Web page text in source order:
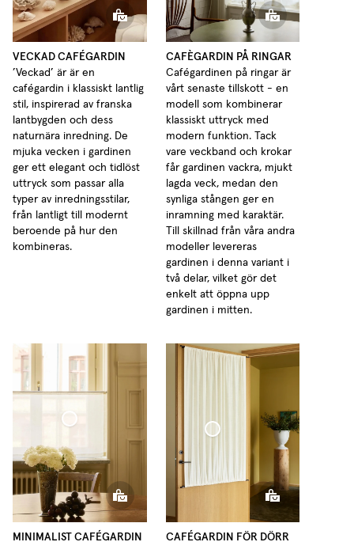
VECKAD CAFÉGARDIN
’Veckad’ är är en
cafégardin i klassiskt lantlig
stil, inspirerad av franska
lantbygden och dess
naturnära inredning. De
mjuka vecken i gardinen
ger ett elegant och tidlöst
uttryck som passar alla
typer av inredningsstilar,
från lantligt till modernt
beroende på hur den
kombineras.
CAFÈGARDIN PÅ RINGAR
Cafégardinen på ringar är
vårt senaste tillskott - en
modell som kombinerar
klassiskt uttryck med
modern funktion. Tack
vare veckband och krokar
får gardinen vackra, mjukt
lagda veck, medan den
synliga stången ger en
inramning med karaktär.
Till skillnad från våra andra
modeller levereras
gardinen i denna variant i
två delar, vilket gör det
enkelt att öppna upp
gardinen i mitten.
Minimalist Tunn Linne
MINIMALIST CAFÉGARDIN
Cafégardin Dörr Vävd Linne
CAFÉGARDIN FÖR DÖRR